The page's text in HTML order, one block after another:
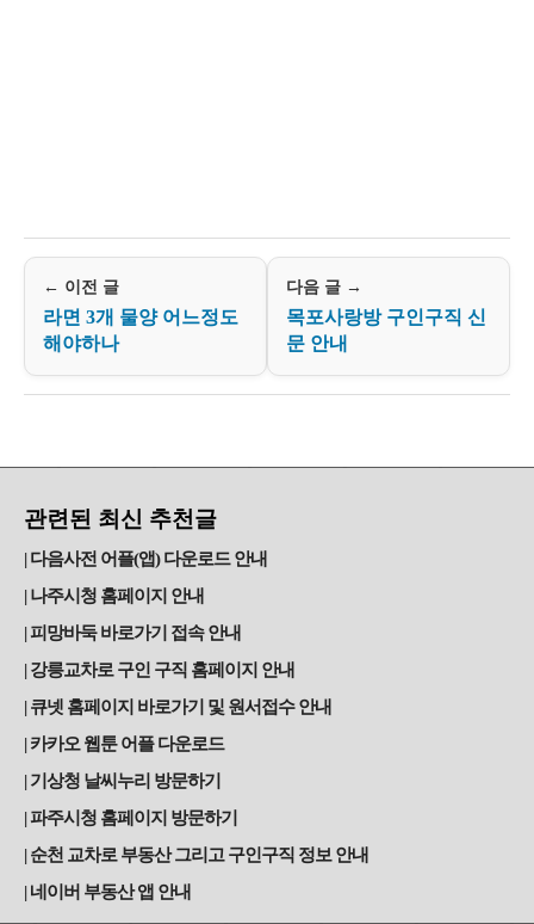
← 이전 글
라면 3개 물양 어느정도
해야하나
다음 글 →
목포사랑방 구인구직 신
문 안내
관련된 최신 추천글
다음사전 어플(앱) 다운로드 안내
나주시청 홈페이지 안내
피망바둑 바로가기 접속 안내
강릉교차로 구인 구직 홈페이지 안내
큐넷 홈페이지 바로가기 및 원서접수 안내
카카오 웹툰 어플 다운로드
기상청 날씨누리 방문하기
파주시청 홈페이지 방문하기
순천 교차로 부동산 그리고 구인구직 정보 안내
네이버 부동산 앱 안내